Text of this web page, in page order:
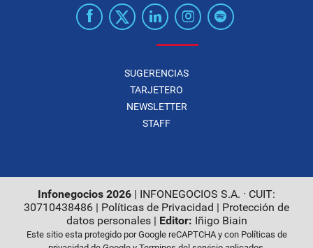
SUGERENCIAS
TARJETERO
NEWSLETTER
STAFF
Infonegocios 2026 | INFONEGOCIOS S.A. · CUIT:
30710438486 | Políticas de Privacidad | Protección de
datos personales| Editor: Iñigo Biain
Este sitio esta protegido por Google reCAPTCHA y con Políticas de